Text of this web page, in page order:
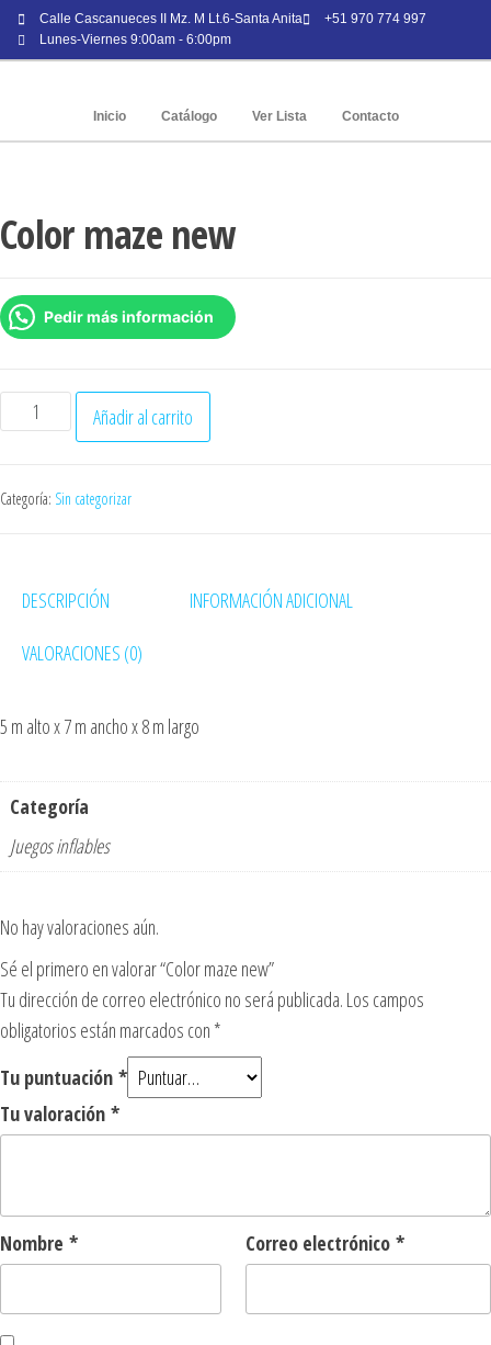
Calle Cascanueces II Mz. M Lt.6-Santa Anita
+51 970 774 997
Lunes-Viernes 9:00am - 6:00pm
Inicio Catálogo Ver Lista Contacto
Color maze new
Pedir más información
Añadir al carrito
Categoría: Sin categorizar
DESCRIPCIÓN
INFORMACIÓN ADICIONAL
VALORACIONES (0)
5 m alto x 7 m ancho x 8 m largo
Categoría
Juegos inflables
No hay valoraciones aún.
Sé el primero en valorar “Color maze new”
Tu dirección de correo electrónico no será publicada. Los campos
obligatorios están marcados con *
Tu puntuación *
Tu valoración *
Nombre * Correo electrónico *